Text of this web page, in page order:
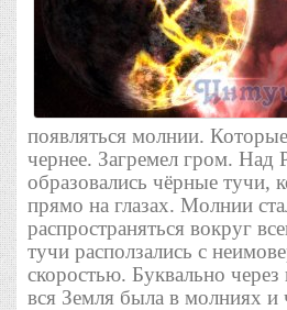
появляться молнии.
чернее. Загремел гром. Над
образовались чёрные тучи,
прямо на глазах. Молнии
распространяться вокруг
тучи расползались с
скоростью. Буквально через
вся Земля была в молниях и